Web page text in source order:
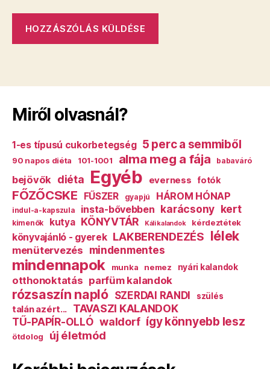
Miről olvasnál?
1-es típusú cukorbetegség 5 perc a semmiből
90 napos diéta 101-1001 alma meg a fája babaváró
bejövők diéta Egyéb everness fotók
FŐZŐCSKE FŰSZER gyapjú HÁROM HÓNAP
indul-a-kapszula insta-bővebben karácsony kert
kimenők kutya KÖNYVTÁR Káli kalandok kérdeztétek
könyvajánló - gyerek LAKBERENDEZÉS lélek
menütervezés mindenmentes
mindennapok munka nemez nyári kalandok
otthonoktatás parfüm kalandok
rózsaszín napló SZERDAI RANDI szülés
talán azért...
TAVASZI KALANDOK
TŰ-PAPÍR-OLLÓ waldorf így könnyebb lesz
ötdolog új életmód